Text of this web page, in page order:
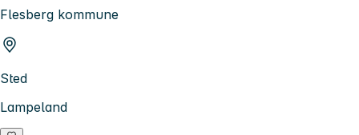
Flesberg kommune
Sted
Lampeland